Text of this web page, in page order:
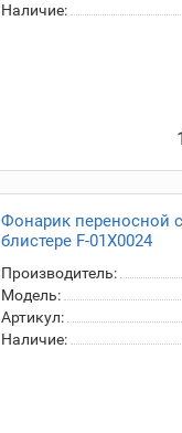
Наличие:
Фонарик переносной
блистере F-01X0024
Производитель:
Модель:
Артикул:
Наличие: